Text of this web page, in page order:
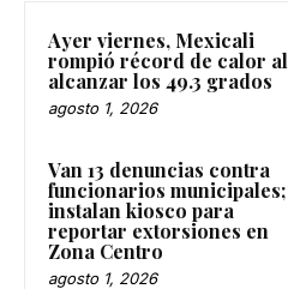
Ayer viernes, Mexicali
rompió récord de calor al
alcanzar los 49.3 grados
agosto 1, 2026
Van 13 denuncias contra
funcionarios municipales;
instalan kiosco para
reportar extorsiones en
Zona Centro
agosto 1, 2026